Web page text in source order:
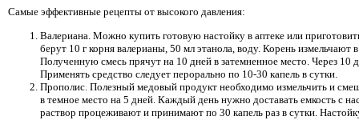
Самые эффективные рецепты от высокого давления:
Валериана. Можно купить готовую настойку в аптеке или
берут 10 г корня валерианы, 50 мл этанола, воду. Корень
Полученную смесь прячут на 10 дней в затемненное место. Через 10
Применять средство следует перорально по 10-30 капель в сутки.
Прополис. Полезный медовый продукт необходимо измельчить и
в темное место на 5 дней. Каждый день нужно доставать емкость с
раствор процеживают и принимают по 30 капель раз в сутки.